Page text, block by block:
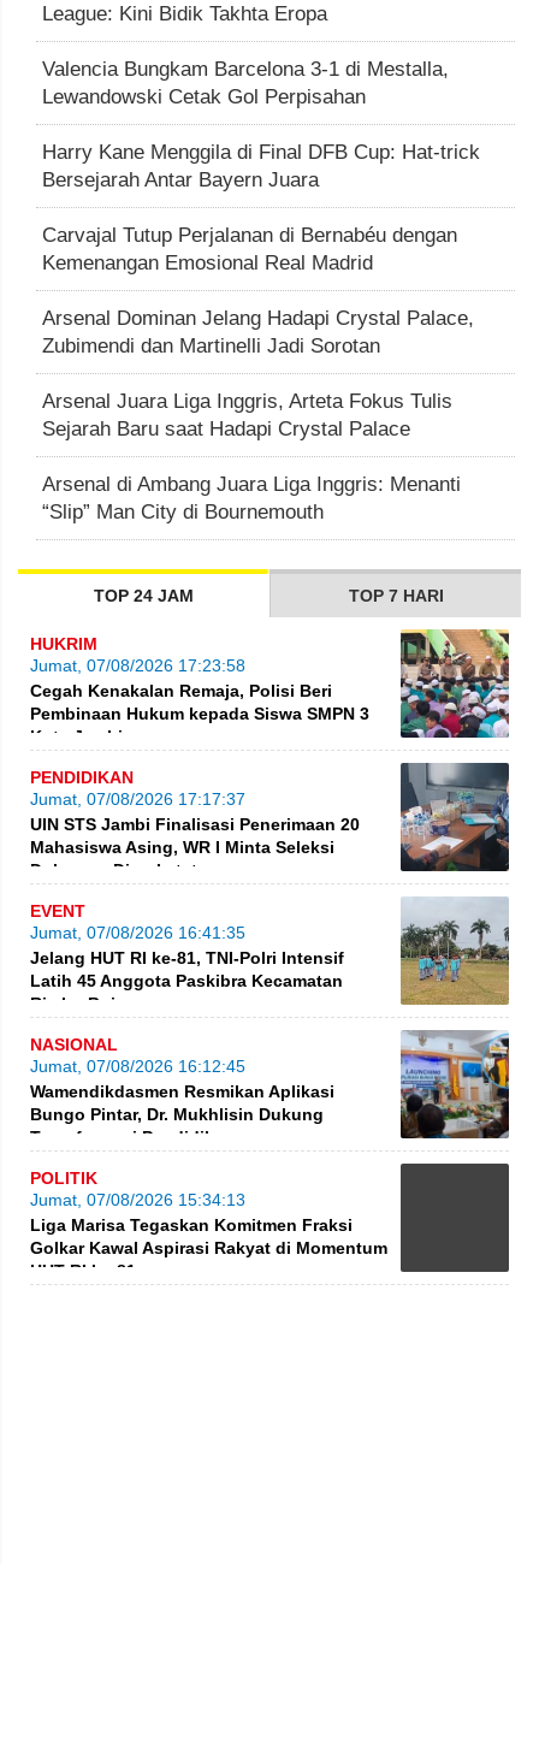
League: Kini Bidik Takhta Eropa
Valencia Bungkam Barcelona 3-1 di Mestalla,
Lewandowski Cetak Gol Perpisahan
Harry Kane Menggila di Final DFB Cup: Hat-trick
Bersejarah Antar Bayern Juara
Carvajal Tutup Perjalanan di Bernabéu dengan
Kemenangan Emosional Real Madrid
Arsenal Dominan Jelang Hadapi Crystal Palace,
Zubimendi dan Martinelli Jadi Sorotan
Arsenal Juara Liga Inggris, Arteta Fokus Tulis
Sejarah Baru saat Hadapi Crystal Palace
Arsenal di Ambang Juara Liga Inggris: Menanti
“Slip” Man City di Bournemouth
TOP 24 JAM TOP 7 HARI
HUKRIM
Jumat, 07/08/2026 17:23:58
Cegah Kenakalan Remaja, Polisi Beri
Pembinaan Hukum kepada Siswa SMPN 3
Kota Jambi
PENDIDIKAN
Jumat, 07/08/2026 17:17:37
UIN STS Jambi Finalisasi Penerimaan 20
Mahasiswa Asing, WR I Minta Seleksi
Dokumen Diperketat
EVENT
Jumat, 07/08/2026 16:41:35
Jelang HUT RI ke-81, TNI-Polri Intensif
Latih 45 Anggota Paskibra Kecamatan
Rimbo Bujang
NASIONAL
Jumat, 07/08/2026 16:12:45
Wamendikdasmen Resmikan Aplikasi
Bungo Pintar, Dr. Mukhlisin Dukung
Transformasi Pendidikan
POLITIK
Jumat, 07/08/2026 15:34:13
Liga Marisa Tegaskan Komitmen Fraksi
Golkar Kawal Aspirasi Rakyat di Momentum
HUT RI ke-81